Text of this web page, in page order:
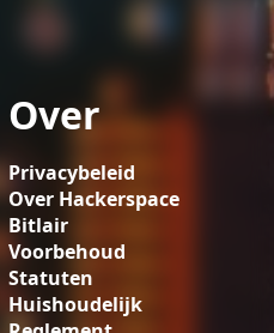
Over
Privacybeleid
Over Hackerspace
Bitlair
Voorbehoud
Statuten
Huishoudelijk